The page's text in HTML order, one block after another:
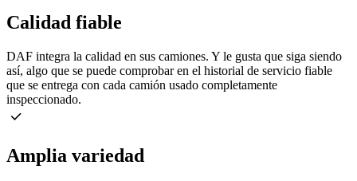
Calidad fiable
DAF integra la calidad en sus camiones. Y le gusta que siga siendo
así, algo que se puede comprobar en el historial de servicio fiable
que se entrega con cada camión usado completamente
inspeccionado.
Amplia variedad